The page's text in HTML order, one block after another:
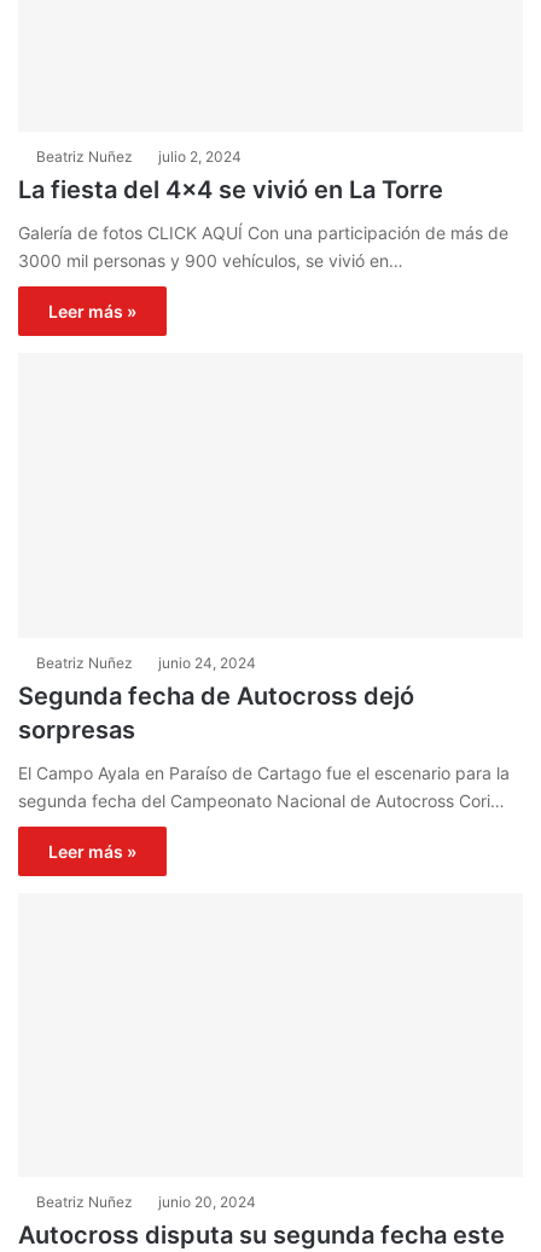
Beatriz Nuñez julio 2, 2024
La fiesta del 4×4 se vivió en La Torre
Galería de fotos CLICK AQUÍ Con una participación de más de
3000 mil personas y 900 vehículos, se vivió en…
Leer más »
Beatriz Nuñez junio 24, 2024
Segunda fecha de Autocross dejó
sorpresas
El Campo Ayala en Paraíso de Cartago fue el escenario para la
segunda fecha del Campeonato Nacional de Autocross Cori…
Leer más »
Beatriz Nuñez junio 20, 2024
Autocross disputa su segunda fecha este